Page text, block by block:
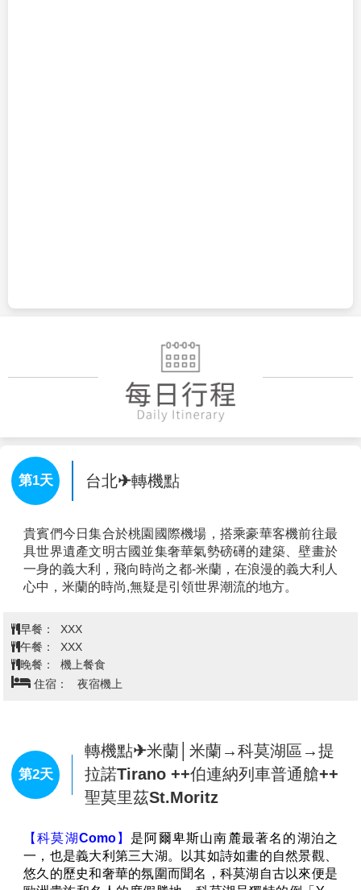
第1天 台北✈轉機點
一身的義大利，飛向時尚之都-米蘭，在浪漫的義大利人
心中，米蘭的時尚,無疑是引領世界潮流的地方。
午餐： XXX
晚餐：
機上餐食
住宿： 夜宿機上